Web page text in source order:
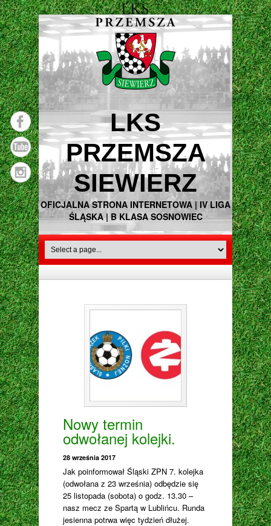
LKS
PRZEMSZA
SIEWIERZ
OFICJALNA STRONA INTERNETOWA | IV LIGA
ŚLĄSKA | B KLASA SOSNOWIEC
Nowy termin
odwołanej kolejki.
28 września 2017
Jak poinformował Śląski ZPN 7. kolejka
(odwołana z 23 września) odbędzie się
25 listopada (sobota) o godz. 13.30 –
nasz mecz ze Spartą w Lublińcu. Runda
jesienna potrwa więc tydzień dłużej.